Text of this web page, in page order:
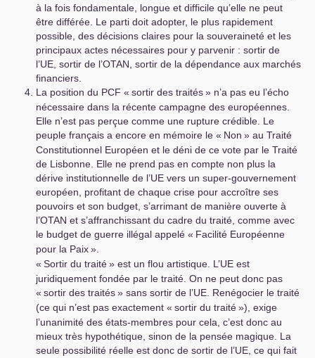
à la fois fondamentale, longue et difficile qu’elle ne peut
être différée. Le parti doit adopter, le plus rapidement
possible, des décisions claires pour la souveraineté et les
principaux actes nécessaires pour y parvenir : sortir de
l’UE , sortir de l’OTAN , sortir de la dépendance aux marchés
financiers.
La position du PCF « sortir des traités» n’a pas eu l’écho
nécessaire dans la récente campagne des européennes.
Elle n’est pas perçue comme une rupture crédible. Le
peuple français a encore en mémoire le « Non » au Traité
Constitutionnel Européen et le déni de ce vote par le Traité
de Lisbonne. Elle ne prend pas en compte non plus la
dérive institutionnelle de l’UE vers un super-gouvernement
européen, profitant de chaque crise pour accroître ses
pouvoirs et son budget, s’arrimant de manière ouverte à
l’OTAN et s’affranchissant du cadre du traité, comme avec
le budget de guerre illégal appelé « Facilité Européenne
pour la Paix».
« Sortir du traité» est un flou artistique. L’UE est
juridiquement fondée par le traité. On ne peut donc pas
« sortir des traités» sans sortir de l’UE . Renégocier le traité
(ce qui n’est pas exactement « sortir du traité»), exige
l’unanimité des états-membres pour cela, c’est donc au
mieux très hypothétique, sinon de la pensée magique. La
seule possibilité réelle est donc de sortir de l’UE , ce qui fait